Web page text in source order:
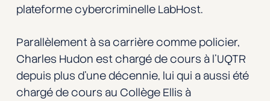
plateforme cybercriminelle LabHost.
Parallèlement à sa carrière comme policier,
Charles Hudon est chargé de cours à l’UQTR
depuis plus d’une décennie, lui qui a aussi été
chargé de cours au Collège Ellis à